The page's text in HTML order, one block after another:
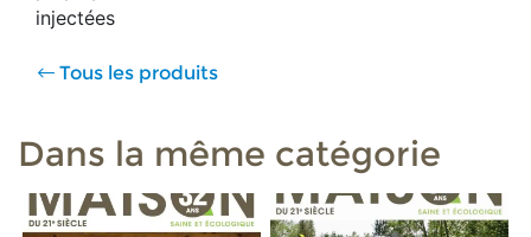
injectées
Tous les produits
Dans la même catégorie